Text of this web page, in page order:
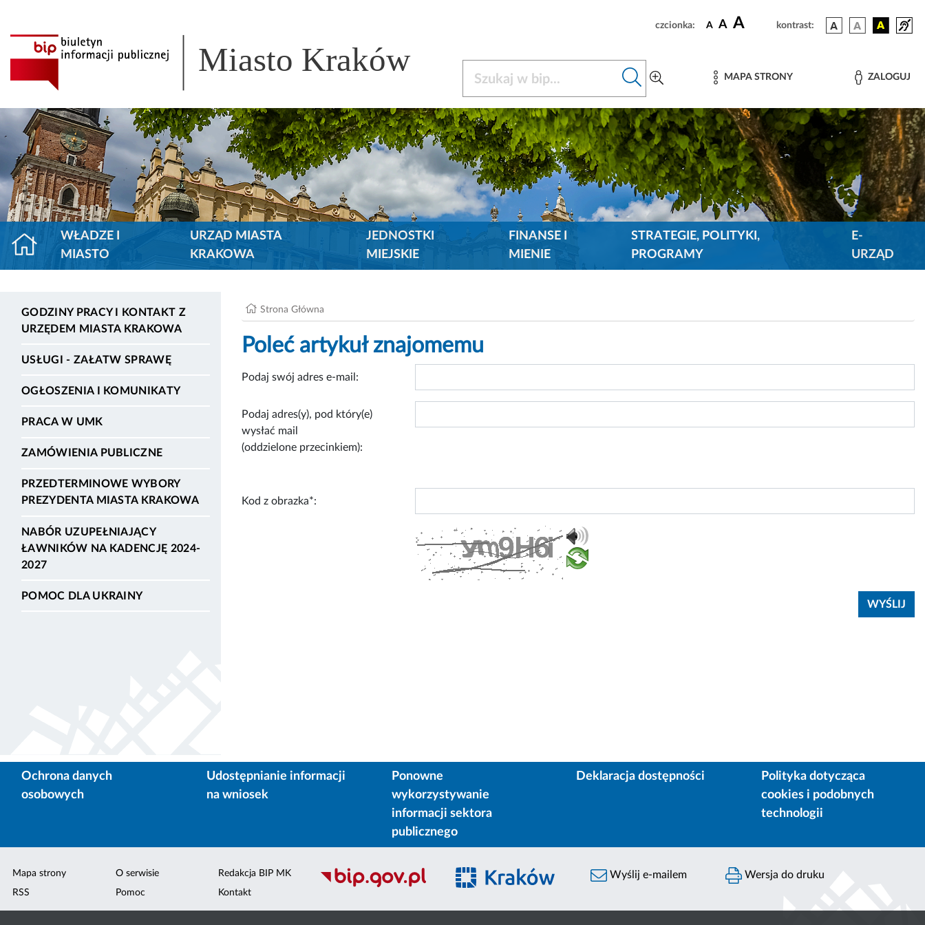
czcionka: A A A kontrast:
Miasto Kraków MAPA STRONY ZALOGUJ
WŁADZE I
MIASTO
URZĄD MIASTA
KRAKOWA
JEDNOSTKI
MIEJSKIE
FINANSE I
MIENIE
STRATEGIE, POLITYKI,
PROGRAMY
E-
URZĄD
GODZINY PRACY I KONTAKT Z
URZĘDEM MIASTA KRAKOWA
USŁUGI - ZAŁATW SPRAWĘ
OGŁOSZENIA I KOMUNIKATY
PRACA W UMK
ZAMÓWIENIA PUBLICZNE
PRZEDTERMINOWE WYBORY
PREZYDENTA MIASTA KRAKOWA
NABÓR UZUPEŁNIAJĄCY
ŁAWNIKÓW NA KADENCJĘ 2024-
2027
POMOC DLA UKRAINY
Strona Główna
Poleć artykuł znajomemu
Podaj swój adres e-mail:
Podaj adres(y), pod który(e)
wysłać mail
(oddzielone przecinkiem):
Kod z obrazka*:
Ochrona danych
osobowych
Udostępnianie informacji
na wniosek
Ponowne
wykorzystywanie
informacji sektora
publicznego
Deklaracja dostępności
Polityka dotycząca
cookies i podobnych
technologii
Mapa strony
RSS
O serwisie
Pomoc
Redakcja BIP MK
Kontakt
Wyślij e-mailem Wersja do druku